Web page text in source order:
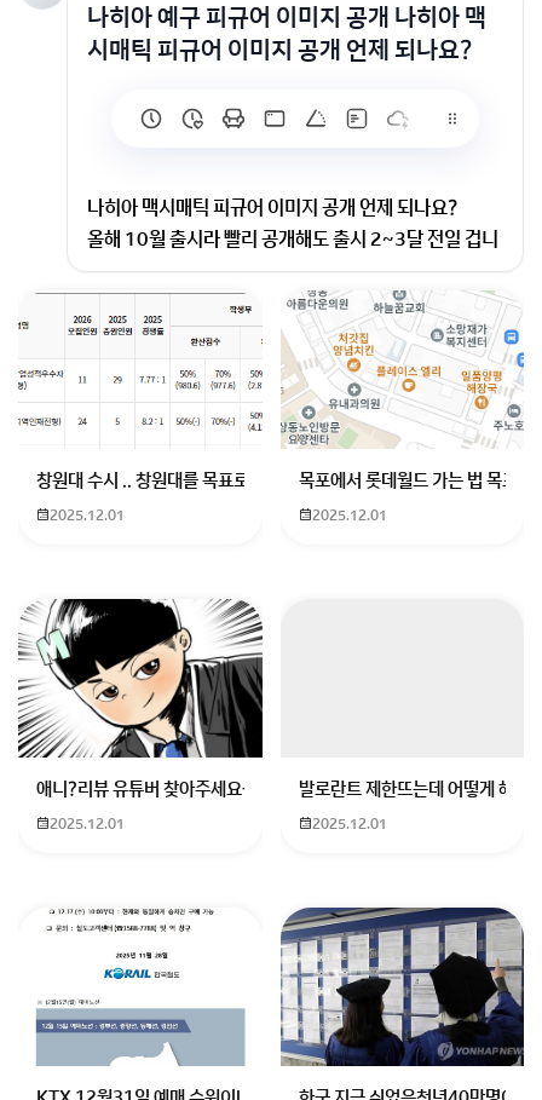
나히아 예구 피규어 이미지 공개 나히아 맥
시매틱 피규어 이미지 공개 언제 되나요?
나히아 맥시매틱 피규어 이미지 공개 언제 되나요?
올해 10월 출시라 빨리 공개해도 출시 2~3달 전일 겁니
다 그래서 지금은 예약만 걸고 있습니다
회원가입 혹은 광고 [X]를 누르면 내용이 보입니다
창원대 수시 .. 창원대를 목표로 하고 있는 09년생입니다 지금 제 내신이
2025.12.01
목포에서 롯데월드 가는 법 목포
2025.12.01
애니?리뷰 유튜버 찾아주세요ㅠㅠ 무슨 검정머리 남자 캐릭터에 더빙하
2025.12.01
발로란트 제한뜨는데 어떻게 해야
2025.12.01